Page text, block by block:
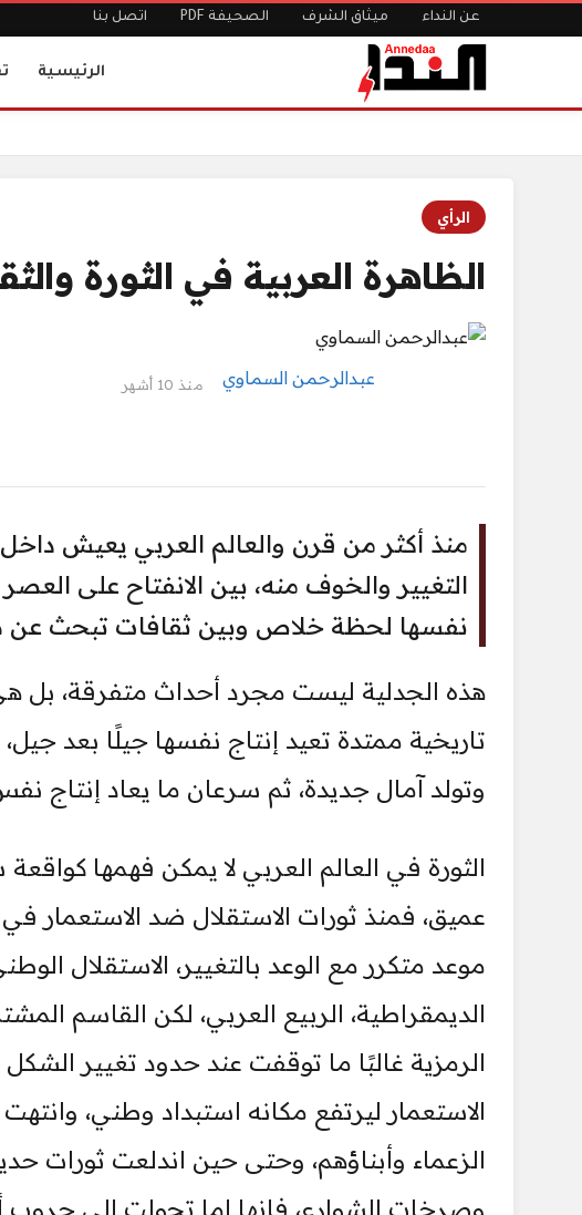
عن النداء ميثاق الشرف الصحيفة PDF اتصل بنا
الرئيسية
الرأي
الظاهرة العربية في الثورة
عبدالرحمن السماوي منذ 10 أشهر
منذ أكثر من قرن والعالم العربي يعيش داخل
التغيير والخوف منه، بين الانفتاح على
نفسها لحظة خلاص وبين ثقافات تبحث عن
هذه الجدلية ليست مجرد أحداث متفرقة، بل
تاريخية ممتدة تعيد إنتاج نفسها جيلًا بعد
وتولد آمال جديدة، ثم سرعان ما يعاد إنتاج
الثورة في العالم العربي لا يمكن فهمها
عميق، فمنذ ثورات الاستقلال ضد الاستعمار
موعد متكرر مع الوعد بالتغيير، الاستقلال
الديمقراطية، الربيع العربي، لكن القاسم
الرمزية غالبًا ما توقفت عند حدود تغيير
الاستعمار ليرتفع مكانه استبداد وطني،
الزعماء وأبناؤهم، وحتى حين اندلعت ثورات
وصرخات الشوارع، فإنها إما تحولت إلى